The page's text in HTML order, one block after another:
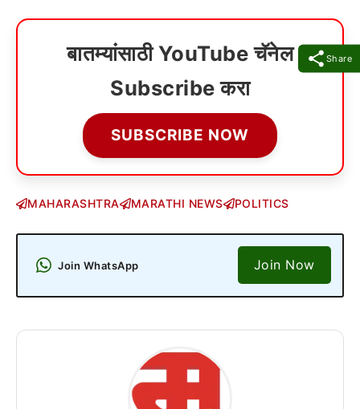
Share
बातम्यांसाठी YouTube चॅनेल
Subscribe करा
SUBSCRIBE NOW
MAHARASHTRA MARATHI NEWS POLITICS
Join WhatsApp Join Now